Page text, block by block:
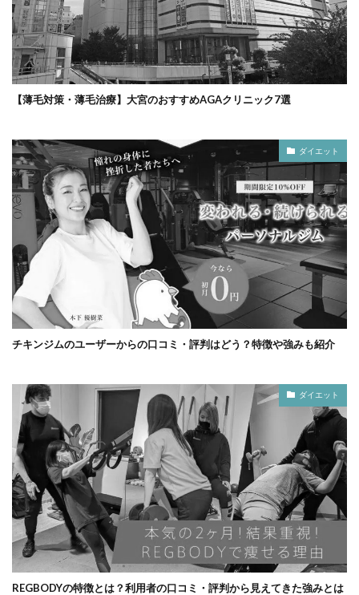
【薄毛対策・薄毛治療】大宮のおすすめAGAクリニック7選
ダイエット
チキンジムのユーザーからの口コミ・評判はどう？特徴や強みも紹介
ダイエット
REGBODYの特徴とは？利用者の口コミ・評判から見えてきた強みとは